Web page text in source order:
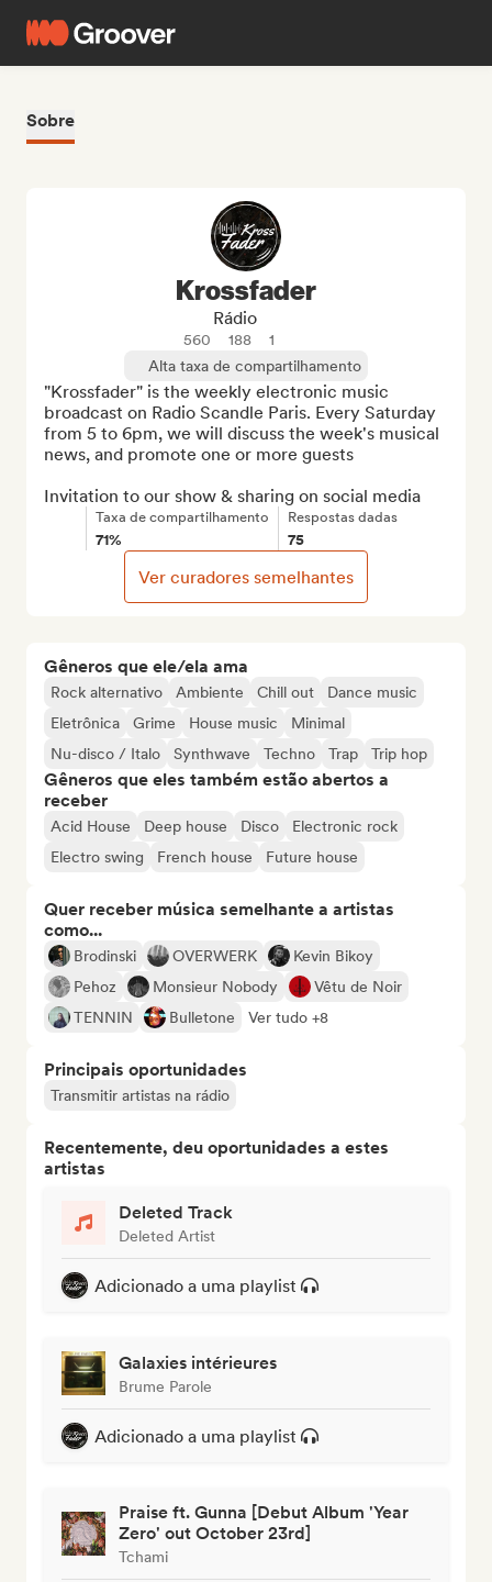
Sobre
Gêneros que ele/ela ama
Rock alternativo Ambiente Chill out
Dance music
Eletrônica
Grime House music
Minimal
Nu-disco / Italo
Synthwave Techno Trap Trip hop
Gêneros que eles também estão abertos a
receber
Acid House Deep house Disco
Electronic rock
Electro swing
French house Future house
Quer receber música semelhante a artistas
como...
Brodinski OVERWERK
Kevin Bikoy
Pehoz
Monsieur Nobody
Vêtu de Noir
TENNIN
Bulletone Ver tudo +8
Principais oportunidades
Transmitir artistas na rádio
Recentemente, deu oportunidades a estes
artistas
Deleted Track
Deleted Artist
Adicionado a uma playlist
Galaxies intérieures
Brume Parole
Adicionado a uma playlist
Praise ft. Gunna [Debut Album 'Year
Zero' out October 23rd]
Tchami
Krossfader
Rádio
560 188
1
Alta taxa de compartilhamento
"Krossfader" is the weekly electronic music
broadcast on Radio Scandle Paris. Every Saturday
from 5 to 6pm, we will discuss the week's musical
news, and promote one or more guests
Invitation to our show & sharing on social media
Taxa de compartilhamento
71%
Respostas dadas
75
Ver curadores semelhantes